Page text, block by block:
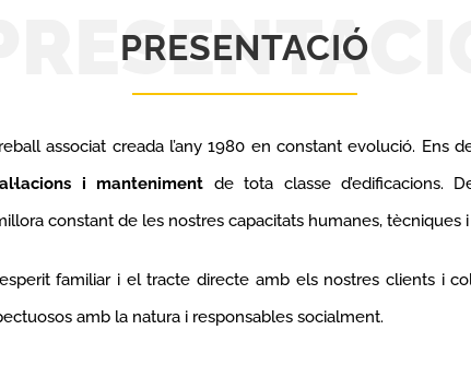
PRESENTACIÓ
associat creada l’any 1980 en constant evolució. Ens
i manteniment de tota classe d’edificacions.
constant de les nostres capacitats humanes, tècniques i
familiar i el tracte directe amb els nostres clients i
amb la natura i responsables socialment.